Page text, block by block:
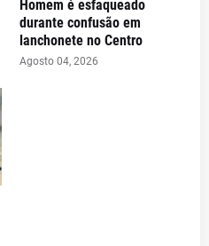
Homem é esfaqueado
durante confusão em
lanchonete no Centro
Agosto 04, 2026